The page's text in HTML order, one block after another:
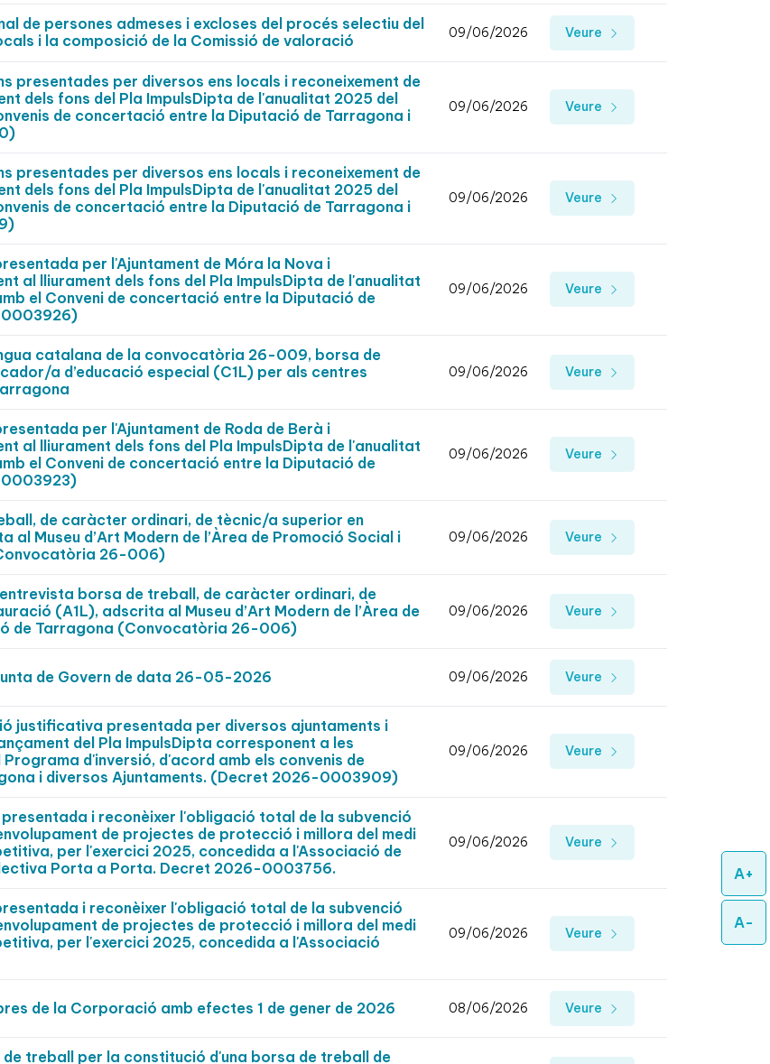
A+
A-
de persones admeses i excloses del procés selectiu del
i la composició de la Comissió de valoració
09/06/2026 Veure
presentades per diversos ens locals i reconeixement de
dels fons del Pla ImpulsDipta de l'anualitat 2025 del
de concertació entre la Diputació de Tarragona i
09/06/2026 Veure
presentades per diversos ens locals i reconeixement de
dels fons del Pla ImpulsDipta de l'anualitat 2025 del
de concertació entre la Diputació de Tarragona i
09/06/2026 Veure
per l'Ajuntament de Móra la Nova i
al lliurament dels fons del Pla ImpulsDipta de l'anualitat
el Conveni de concertació entre la Diputació de
0003926)
09/06/2026 Veure
catalana de la convocatòria 26-009, borsa de
a d’educació especial (C1L) per als centres
09/06/2026 Veure
per l'Ajuntament de Roda de Berà i
al lliurament dels fons del Pla ImpulsDipta de l'anualitat
el Conveni de concertació entre la Diputació de
0003923)
09/06/2026 Veure
de caràcter ordinari, de tècnic/a superior en
Museu d’Art Modern de l’Àrea de Promoció Social i
26-006)
09/06/2026 Veure
borsa de treball, de caràcter ordinari, de
(A1L), adscrita al Museu d’Art Modern de l’Àrea de
de Tarragona (Convocatòria 26-006)
09/06/2026 Veure
de Govern de data 26-05-2026 09/06/2026 Veure
justificativa presentada per diversos ajuntaments i
del Pla ImpulsDipta corresponent a les
d'inversió, d'acord amb els convenis de
i diversos Ajuntaments. (Decret 2026-0003909)
09/06/2026 Veure
i reconèixer l'obligació total de la subvenció
de projectes de protecció i millora del medi
per l'exercici 2025, concedida a l'Associació de
Porta a Porta. Decret 2026-0003756.
09/06/2026 Veure
i reconèixer l'obligació total de la subvenció
de projectes de protecció i millora del medi
per l'exercici 2025, concedida a l'Associació
09/06/2026 Veure
de la Corporació amb efectes 1 de gener de 2026 08/06/2026 Veure
treball per la constitució d'una borsa de treball de